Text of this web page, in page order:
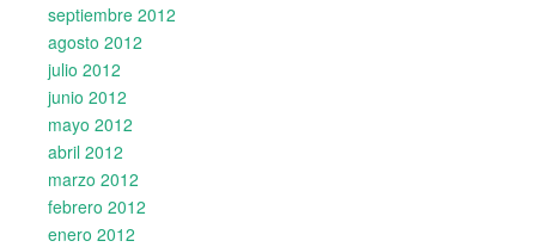
septiembre 2012
agosto 2012
julio 2012
junio 2012
mayo 2012
abril 2012
marzo 2012
febrero 2012
enero 2012